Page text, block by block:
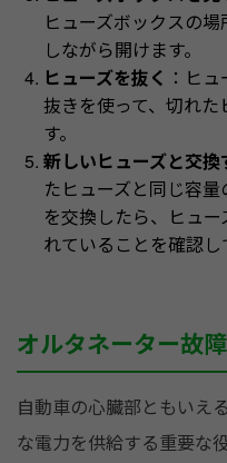
ヒューズボックスの
しながら開けます。
ヒューズを抜く ：ヒ
抜きを使って、切れ
す。
新しいヒューズと交換
たヒューズと同じ容
を交換したら、ヒュ
れていることを確認し
オルタネーター故
自動車の心臓部ともいえ
な電力を供給する重要な